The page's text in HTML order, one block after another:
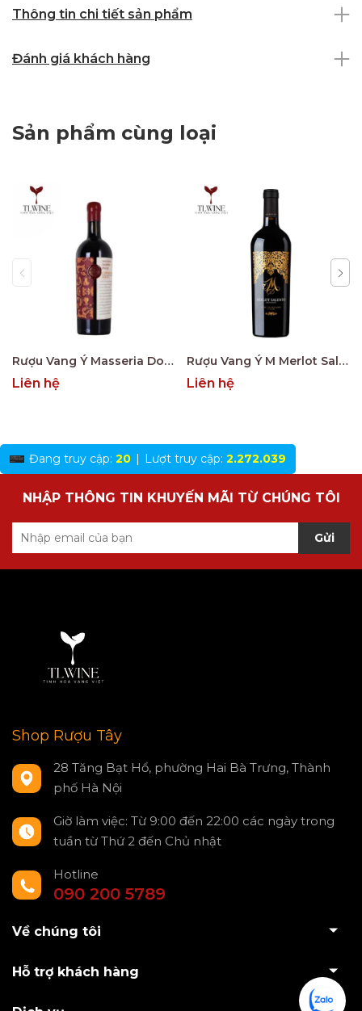
Thông tin chi tiết sản phẩm
Đánh giá khách hàng
Sản phẩm cùng loại
Rượu Vang Ý Masseria Doppio Passo Copertino Riserva 14% Negroamaro
Liên hệ
Rượu Vang Ý M Merlot Salento Limited Edition
Liên hệ
Đang truy cập: 20 | Lượt truy cập: 2.272.039
NHẬP THÔNG TIN KHUYẾN MÃI TỪ CHÚNG TÔI
Gửi
Shop Rượu Tây
28 Tăng Bạt Hổ, phường Hai Bà Trưng, Thành
phố Hà Nội
Giờ làm việc: Từ 9:00 đến 22:00 các ngày trong
tuần từ Thứ 2 đến Chủ nhật
Hotline
090 200 5789
Về chúng tôi
Hỗ trợ khách hàng